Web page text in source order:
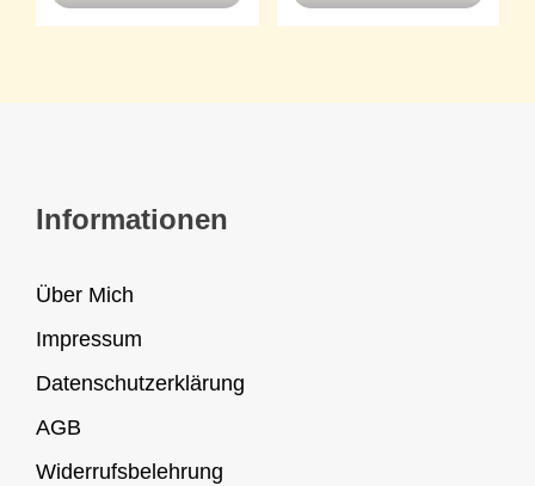
Informationen
Über Mich
Impressum
Datenschutzerklärung
AGB
Widerrufsbelehrung